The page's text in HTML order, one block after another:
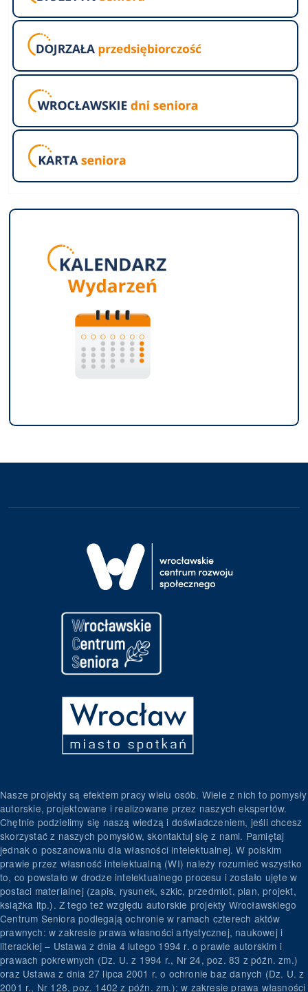
Nasze projekty są efektem pracy wielu osób. Wiele z nich to pomysły
autorskie, projektowane i realizowane przez naszych ekspertów.
Chętnie podzielimy się naszą wiedzą i doświadczeniem, jeśli chcesz
skorzystać z naszych pomysłów, skontaktuj się z nami. Pamiętaj
jednak o poszanowaniu dla własności intelektualnej. W polskim
prawie przez własność intelektualną (WI) należy rozumieć wszystko
to, co powstało w drodze intelektualnego procesu i zostało ujęte w
postaci materialnej (zapis, rysunek, szkic, przedmiot, plan, projekt,
książka itp.). Z tego też względu autorskie projekty Wrocławskiego
Centrum Seniora podlegają ochronie w ramach czterech aktów
prawnych: w zakresie prawa własności artystycznej, naukowej i
literackiej – Ustawa z dnia 4 lutego 1994 r. o prawie autorskim i
prawach pokrewnych (Dz. U. z 1994 r., Nr 24, poz. 83 z późn. zm.)
oraz Ustawa z dnia 27 lipca 2001 r. o ochronie baz danych (Dz. U. z
2001 r., Nr 128, poz. 1402 z późn. zm.); w zakresie prawa własności